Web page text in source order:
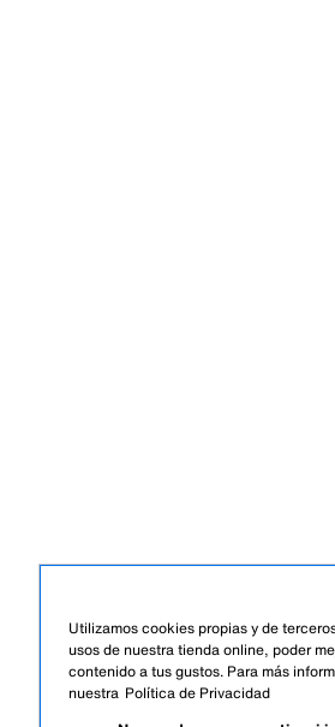
Utilizamos cookies propias y de
usos de nuestra tienda online, poder
contenido a tus gustos. Para más
nuestra Política de Privacidad